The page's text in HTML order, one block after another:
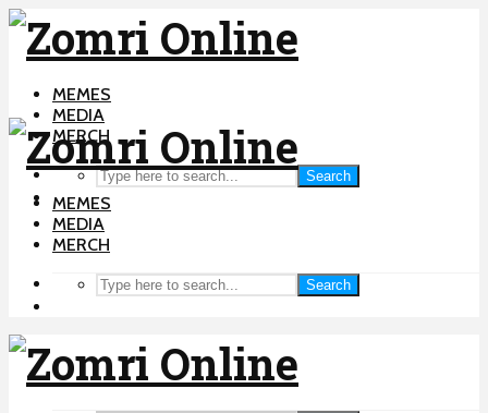
MEMES
MEDIA
MERCH
Search
MEMES
MEDIA
MERCH
Search